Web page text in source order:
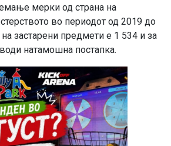
мерки од страна на
во периодот од 2019 до
на застарени предмети е 1 534 и за
натамошна постапка.